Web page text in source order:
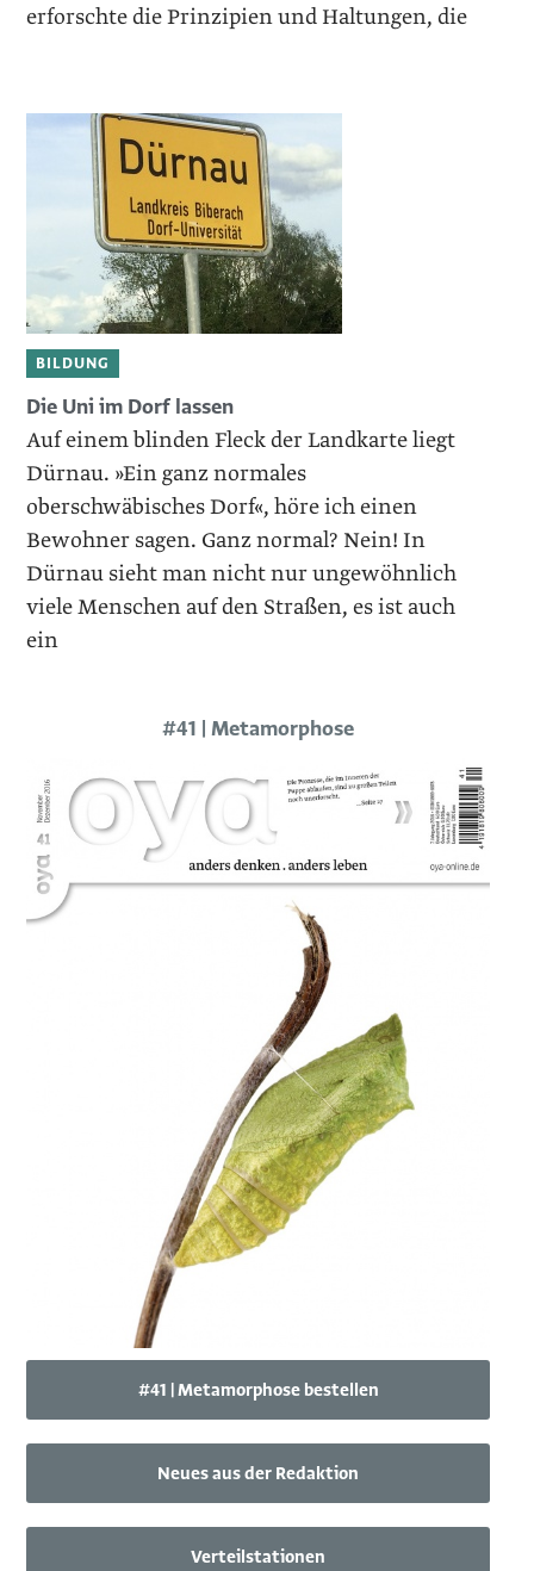
erforschte die Prinzipien und Haltungen, die
BILDUNG
Die Uni im Dorf lassen
Auf einem blinden Fleck der Landkarte liegt
Dürnau. »Ein ganz normales
oberschwäbisches Dorf«, höre ich einen
Bewohner sagen. Ganz normal? Nein! In
Dürnau sieht man nicht nur ungewöhnlich
viele Menschen auf den Straßen, es ist auch
ein
#41 | Metamorphose
#41 | Metamorphose bestellen
Neues aus der Redaktion
Verteilstationen